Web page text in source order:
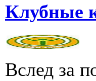
Клубные
Вслед за